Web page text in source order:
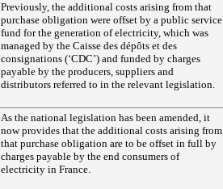
Previously, the additional costs arising from that
purchase obligation were offset by a public service
fund for the generation of electricity, which was
managed by the Caisse des dépôts et des
consignations (‘CDC’) and funded by charges
payable by the producers, suppliers and
distributors referred to in the relevant legislation.
As the national legislation has been amended, it
now provides that the additional costs arising from
that purchase obligation are to be offset in full by
charges payable by the end consumers of
electricity in France.